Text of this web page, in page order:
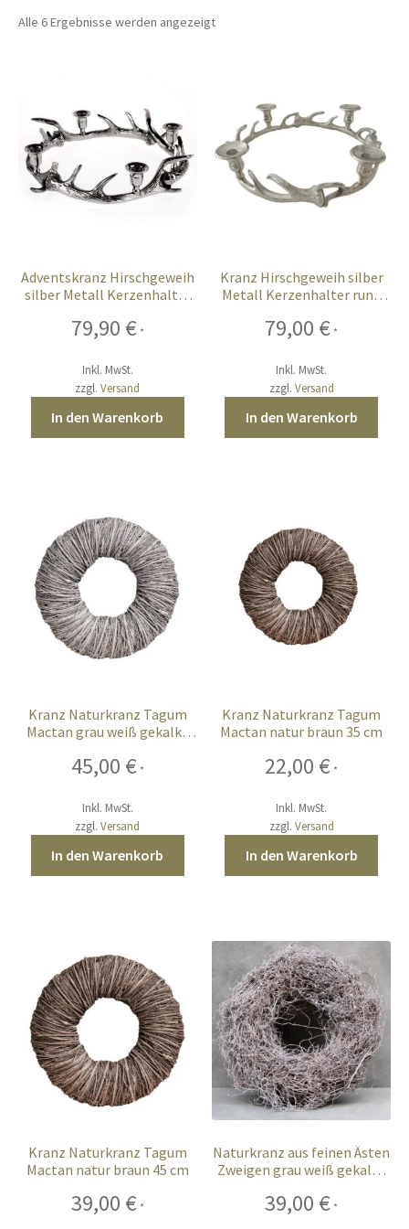
öffnen
Ostern
Bar-Küche
Möbel
Riviera Maison
Alle 6 Ergebnisse werden angezeigt
Adventskranz Hirschgeweih
silber Metall Kerzenhalter
79,90 € *
Inkl. MwSt.
zzgl.Versand
In den Warenkorb
Kranz Hirschgeweih silber
Metall Kerzenhalter rund
79,00 € *
Inkl. MwSt.
zzgl. Versand
In den Warenkorb
Kranz Naturkranz Tagum
Mactan grau weiß gekalkt
45,00 € *
Inkl. MwSt.
zzgl.Versand
In den Warenkorb
Kranz Naturkranz Tagum
Mactan natur braun 35 cm
22,00 € *
Inkl. MwSt.
zzgl. Versand
In den Warenkorb
Kranz Naturkranz Tagum
Mactan natur braun 45 cm
39,00 € *
Naturkranz aus feinen Ästen
Zweigen grau weiß gekalkt
39,00 € *